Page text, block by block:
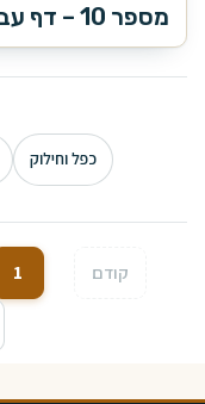
מספר 10 – דף עבודה בחשבון
כפל וחילוק
קודם 1